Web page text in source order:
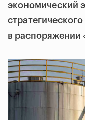
экономический
в распоряжении